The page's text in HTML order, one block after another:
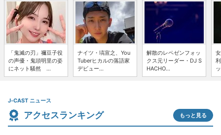
「鬼滅の刃」禰豆子役
の声優・鬼頭明里の姿
にネット騒然 ...
ナイツ・塙宣之、You
Tuberヒカルの落語家
デビュー...
解散のレペゼンフォッ
クス元リーダー・DJ S
HACHO...
J-CAST ニュース
アクセスランキング もっと見る